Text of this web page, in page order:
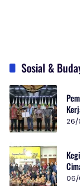
Sosial &
26/